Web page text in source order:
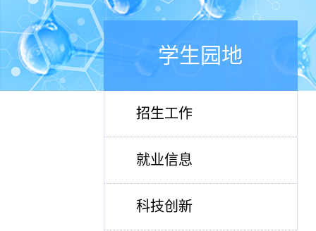
学生园地
招生工作
就业信息
科技创新